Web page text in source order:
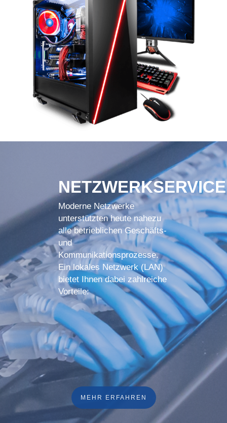
NETZWERKSERVICE
Moderne Netzwerke
unterstützten heute nahezu
alle betrieblichen Geschäfts-
und
Kommunikationsprozesse.
Ein lokales Netzwerk (LAN)
bietet Ihnen dabei zahlreiche
Vorteile:
MEHR ERFAHREN